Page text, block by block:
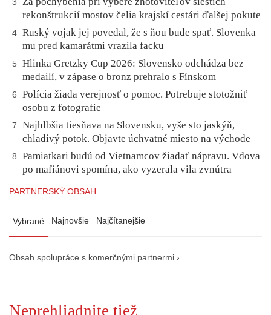
3
rekonštrukcií mostov čelia krajskí cestári ďalšej pokute
4 Ruský vojak jej povedal, že s ňou bude spať. Slovenka
mu pred kamarátmi vrazila facku
5
Hlinka Gretzky Cup 2026: Slovensko odchádza bez
medailí, v zápase o bronz prehralo s Fínskom
6
Polícia žiada verejnosť o pomoc. Potrebuje stotožniť
osobu z fotografie
7
Najhlbšia tiesňava na Slovensku, vyše sto jaskýň,
chladivý potok. Objavte úchvatné miesto na východe
8
Pamiatkari budú od Vietnamcov žiadať nápravu. Vdova
po mafiánovi spomína, ako vyzerala vila zvnútra
PARTNERSKÝ OBSAH
Vybrané Najnovšie Najčítanejšie
Obsah spolupráce s komerčnými partnermi ›
Neprehliadnite tiež